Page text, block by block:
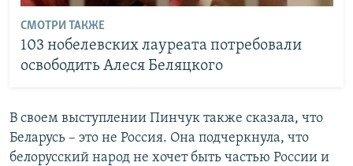
СМОТРИ ТАКЖЕ
103 нобелевских лауреата потребовали
освободить Алеся Беляцкого
В своем выступлении Пинчук также сказала, что
Беларусь – это не Россия. Она подчеркнула, что
белорусский народ не хочет быть частью России и